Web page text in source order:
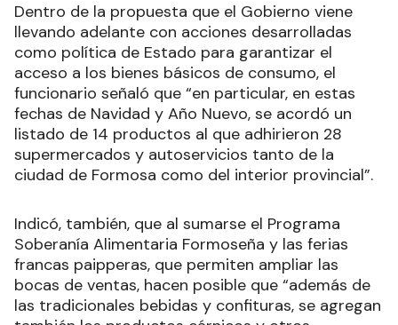
Dentro de la propuesta que el Gobierno viene
llevando adelante con acciones desarrolladas
como política de Estado para garantizar el
acceso a los bienes básicos de consumo, el
funcionario señaló que “en particular, en estas
fechas de Navidad y Año Nuevo, se acordó un
listado de 14 productos al que adhirieron 28
supermercados y autoservicios tanto de la
ciudad de Formosa como del interior provincial”.
Indicó, también, que al sumarse el Programa
Soberanía Alimentaria Formoseña y las ferias
francas paipperas, que permiten ampliar las
bocas de ventas, hacen posible que “además de
las tradicionales bebidas y confituras, se agregan